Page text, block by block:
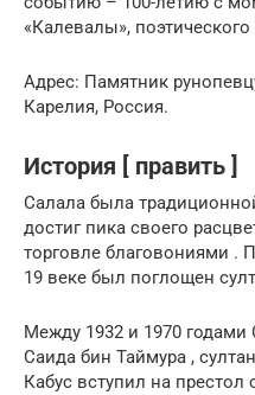
«Калевалы»,
Адрес: Памятник
Карелия, Россия.
История [ править ]
Салала была
достиг пика своего
торговле благовониями .
19 веке был поглощен
Между 1932 и 1970
Саида бин Таймура ,
Кабус вступил на престол